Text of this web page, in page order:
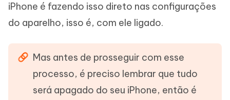
iPhone é fazendo isso direto nas configurações
do aparelho, isso é, com ele ligado.
Mas antes de prosseguir com esse
processo, é preciso lembrar que tudo
será apagado do seu iPhone, então é